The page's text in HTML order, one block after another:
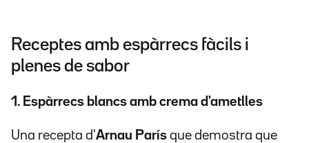
Receptes amb espàrrecs fàcils i
plenes de sabor
1. Espàrrecs blancs amb crema d'ametlles
Una recepta d'Arnau París que demostra que